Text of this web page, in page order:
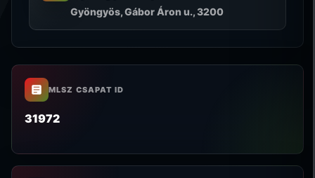
Gyöngyös, Gábor Áron u., 3200
MLSZ CSAPAT ID
31972